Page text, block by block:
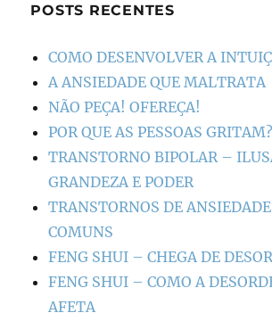
POSTS RECENTES
COMO DESENVOLVER A
A ANSIEDADE QUE MALTRATA
NÃO PEÇA! OFEREÇA!
POR QUE AS PESSOAS GRITAM?
TRANSTORNO BIPOLAR –
GRANDEZA E PODER
TRANSTORNOS DE
COMUNS
FENG SHUI – CHEGA DE
FENG SHUI – COMO A
AFETA